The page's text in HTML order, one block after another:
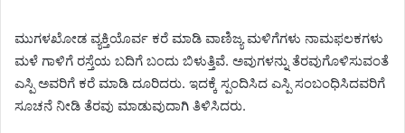
ಮುಗಳಖೋಡ ವ್ಯಕ್ತಿಯೊರ್ವ ಕರೆ ಮಾಡಿ ವಾಣಿಜ್ಯ ಮಳಿಗೆಗಳು ನಾಮಫಲಕಗಳು
ಮಳೆ ಗಾಳಿಗೆ ರಸ್ತೆಯ ಬದಿಗೆ ಬಂದು ಬಿಳುತ್ತಿವೆ. ಅವುಗಳನ್ನು ತೆರವುಗೊಳಿಸುವಂತೆ
ಎಸ್ಪಿ ಅವರಿಗೆ ಕರೆ ಮಾಡಿ ದೂರಿದರು. ಇದಕ್ಕೆ ಸ್ಪಂದಿಸಿದ ಎಸ್ಪಿ ಸಂಬಂಧಿಸಿದವರಿಗೆ
ಸೂಚನೆ ನೀಡಿ ತೆರವು ಮಾಡುವುದಾಗಿ ತಿಳಿಸಿದರು.